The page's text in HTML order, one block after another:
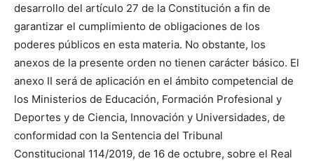
desarrollo del artículo 27 de la Constitución a fin de
garantizar el cumplimiento de obligaciones de los
poderes públicos en esta materia. No obstante, los
anexos de la presente orden no tienen carácter básico. El
anexo II será de aplicación en el ámbito competencial de
los Ministerios de Educación, Formación Profesional y
Deportes y de Ciencia, Innovación y Universidades, de
conformidad con la Sentencia del Tribunal
Constitucional 114/2019, de 16 de octubre, sobre el Real